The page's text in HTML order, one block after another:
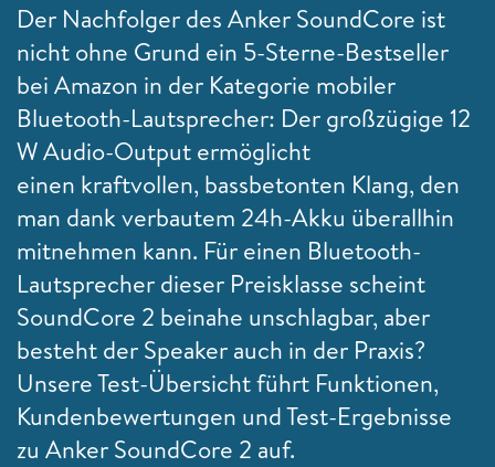
Der Nachfolger des Anker SoundCore ist
nicht ohne Grund ein 5-Sterne-Bestseller
bei Amazon in der Kategorie mobiler
Bluetooth-Lautsprecher: Der großzügige 12
W Audio-Output ermöglicht
einen kraftvollen, bassbetonten Klang, den
man dank verbautem 24h-Akku überallhin
mitnehmen kann. Für einen Bluetooth-
Lautsprecher dieser Preisklasse scheint
SoundCore 2 beinahe unschlagbar, aber
besteht der Speaker auch in der Praxis?
Unsere Test-Übersicht führt Funktionen,
Kundenbewertungen und Test-Ergebnisse
zu Anker SoundCore 2 auf.